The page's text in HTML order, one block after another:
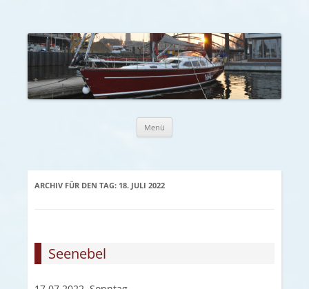
Menü
ARCHIV FÜR DEN TAG: 18. JULI 2022
Seenebel